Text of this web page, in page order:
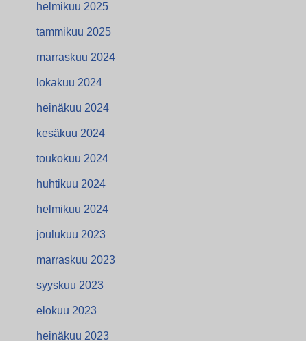
helmikuu 2025
tammikuu 2025
marraskuu 2024
lokakuu 2024
heinäkuu 2024
kesäkuu 2024
toukokuu 2024
huhtikuu 2024
helmikuu 2024
joulukuu 2023
marraskuu 2023
syyskuu 2023
elokuu 2023
heinäkuu 2023